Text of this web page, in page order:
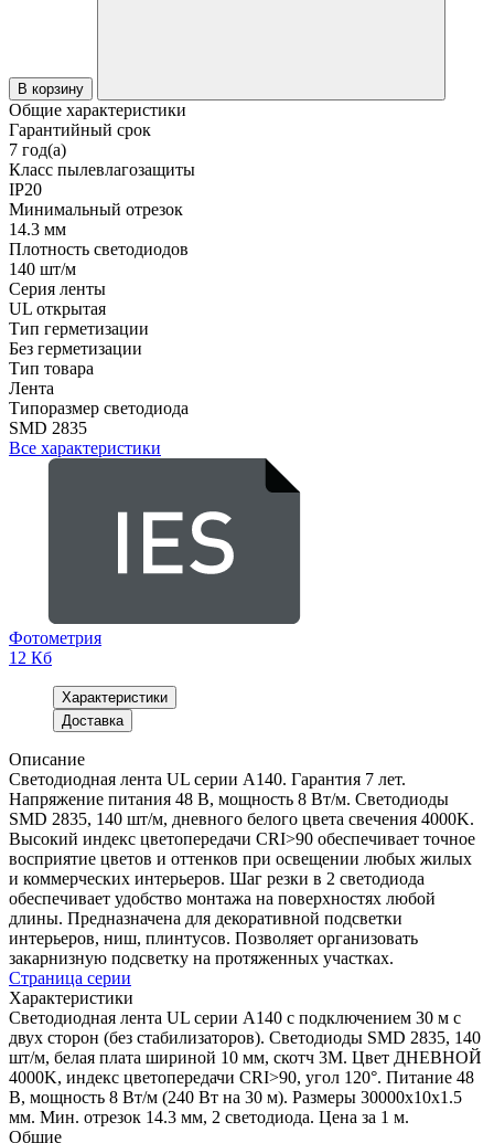
В корзину
Общие характеристики
Гарантийный срок
7 год(а)
Класс пылевлагозащиты
IP20
Минимальный отрезок
14.3 мм
Плотность светодиодов
140 шт/м
Серия ленты
UL открытая
Тип герметизации
Без герметизации
Тип товара
Лента
Типоразмер светодиода
SMD 2835
Все характеристики
Фотометрия
12 Кб
Характеристики
Доставка
Описание
Светодиодная лента UL серии A140. Гарантия 7 лет.
Напряжение питания 48 В, мощность 8 Вт/м. Светодиоды
SMD 2835, 140 шт/м, дневного белого цвета свечения 4000K.
Высокий индекс цветопередачи CRI>90 обеспечивает точное
восприятие цветов и оттенков при освещении любых жилых
и коммерческих интерьеров. Шаг резки в 2 светодиода
обеспечивает удобство монтажа на поверхностях любой
длины. Предназначена для декоративной подсветки
интерьеров, ниш, плинтусов. Позволяет организовать
закарнизную подсветку на протяженных участках.
Страница серии
Характеристики
Светодиодная лента UL серии A140 с подключением 30 м с
двух сторон (без стабилизаторов). Светодиоды SMD 2835, 140
шт/м, белая плата шириной 10 мм, скотч 3M. Цвет ДНЕВНОЙ
4000K, индекс цветопередачи CRI>90, угол 120°. Питание 48
В, мощность 8 Вт/м (240 Вт на 30 м). Размеры 30000x10x1.5
мм. Мин. отрезок 14.3 мм, 2 светодиода. Цена за 1 м.
Общие